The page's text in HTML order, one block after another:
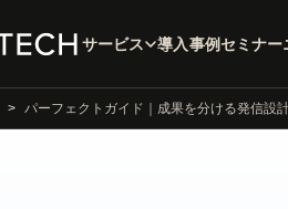
サービス 導入事例セミナー
パーフェクトガイド｜成果を分ける発信設